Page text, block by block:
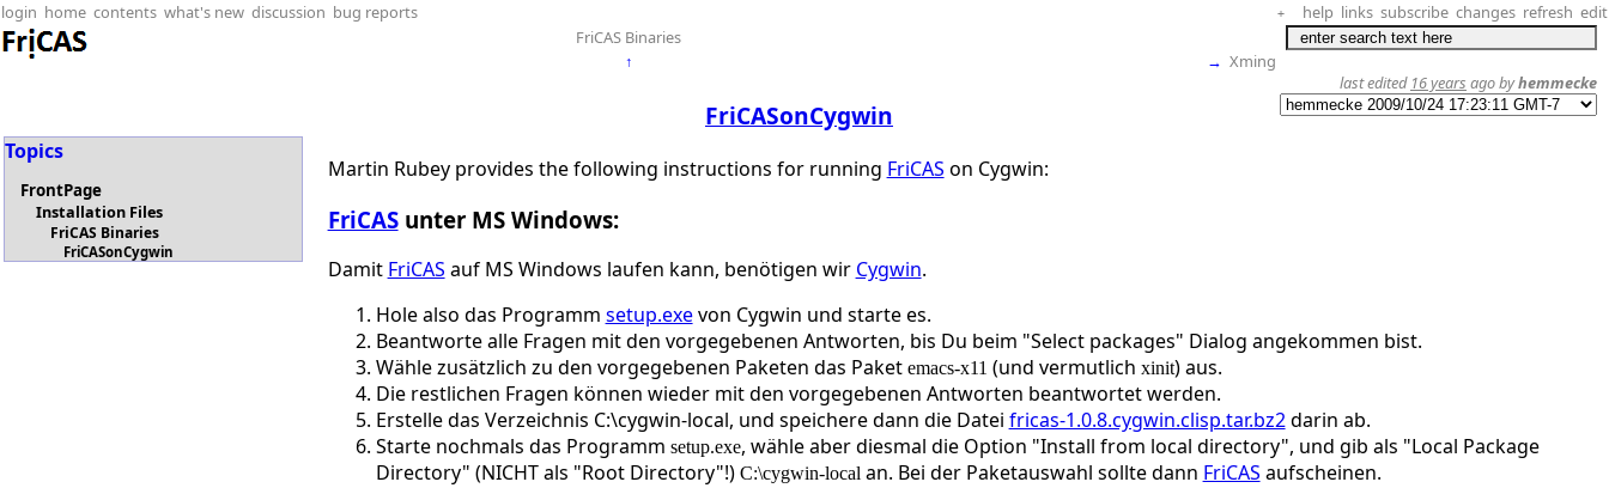
login home contents what's new discussion bug reports + help links subscribe changes refresh edit
FriCAS Binaries
↑
→ Xming
FriCASonCygwin
last edited 16 years ago byhemmecke
Topics
FrontPage
Installation Files
FriCAS Binaries
FriCASonCygwin
Martin Rubey provides the following instructions for running FriCAS on Cygwin:
FriCASunter MS Windows:
Damit FriCAS auf MS Windows laufen kann, benötigen wir Cygwin.
Hole also das Programm setup.exevon Cygwin und starte es.
Beantworte alle Fragen mit den vorgegebenen Antworten, bis Du beim "Select packages" Dialog angekommen bist.
Wähle zusätzlich zu den vorgegebenen Paketen das Paket emacs-x11 (und vermutlich xinit) aus.
Die restlichen Fragen können wieder mit den vorgegebenen Antworten beantwortet werden.
Erstelle das Verzeichnis C:\cygwin-local, und speichere dann die Datei fricas-1.0.8.cygwin.clisp.tar.bz2darin ab.
Starte nochmals das Programm setup.exe, wähle aber diesmal die Option "Install from local directory", und gib als "Local Package
Directory" (NICHT als "Root Directory"!) C:\cygwin-localan. Bei der Paketauswahl sollte dann FriCAS aufscheinen.